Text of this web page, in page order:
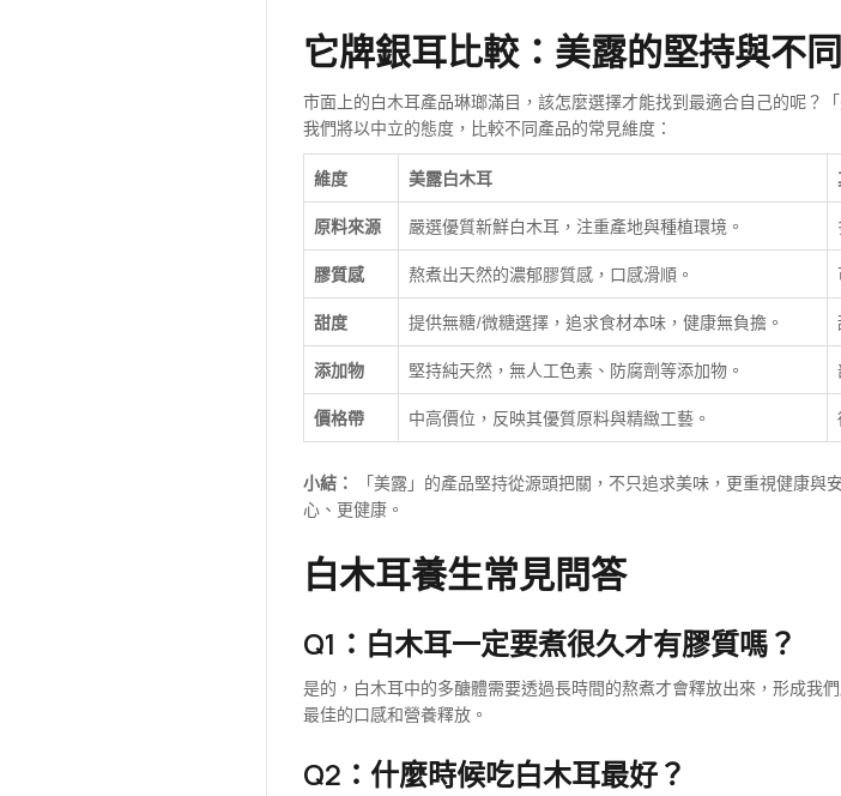
它牌銀耳比較：美露的堅持與不同
市面上的白木耳產品琳瑯滿目，該怎麼選擇才能找到最適合自己的呢？
我們將以中立的態度，比較不同產品的常見維度：
維度 美露白木耳
原料來源 嚴選優質新鮮白木耳，注重產地與種植環境。
膠質感 熬煮出天然的濃郁膠質感，口感滑順。
甜度 提供無糖/微糖選擇，追求食材本味，健康無負擔。
添加物 堅持純天然，無人工色素、防腐劑等添加物。
價格帶 中高價位，反映其優質原料與精緻工藝。
小結：
「美露」的產品堅持從源頭把關，不只追求美味，更重視健康
心、更健康。
白木耳養生常見問答
Q1：白木耳一定要煮很久才有膠質嗎？
是的，白木耳中的多醣體需要透過長時間的熬煮才會釋放出來，形成我
最佳的口感和營養釋放。
Q2：什麼時候吃白木耳最好？